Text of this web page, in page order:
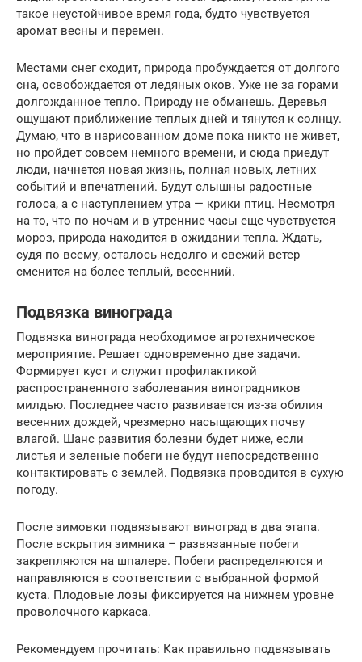
такое неустойчивое время года, будто чувствуется
аромат весны и перемен.
Местами снег сходит, природа пробуждается от долгого
сна, освобождается от ледяных оков. Уже не за горами
долгожданное тепло. Природу не обманешь. Деревья
ощущают приближение теплых дней и тянутся к солнцу.
Думаю, что в нарисованном доме пока никто не живет,
но пройдет совсем немного времени, и сюда приедут
люди, начнется новая жизнь, полная новых, летних
событий и впечатлений. Будут слышны радостные
голоса, а с наступлением утра — крики птиц. Несмотря
на то, что по ночам и в утренние часы еще чувствуется
мороз, природа находится в ожидании тепла. Ждать,
судя по всему, осталось недолго и свежий ветер
сменится на более теплый, весенний.
Подвязка винограда
Подвязка винограда необходимое агротехническое
мероприятие. Решает одновременно две задачи.
Формирует куст и служит профилактикой
распространенного заболевания виноградников
милдью. Последнее часто развивается из-за обилия
весенних дождей, чрезмерно насыщающих почву
влагой. Шанс развития болезни будет ниже, если
листья и зеленые побеги не будут непосредственно
контактировать с землей. Подвязка проводится в сухую
погоду.
После зимовки подвязывают виноград в два этапа.
После вскрытия зимника – развязанные побеги
закрепляются на шпалере. Побеги распределяются и
направляются в соответствии с выбранной формой
куста. Плодовые лозы фиксируется на нижнем уровне
проволочного каркаса.
Рекомендуем прочитать: Как правильно подвязывать